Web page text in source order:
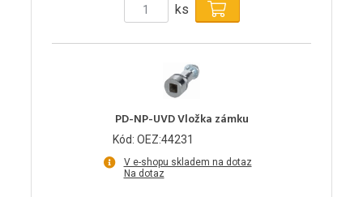
ks
PD-NP-UVD Vložka zámku
Kód: OEZ:44231
V e-shopu skladem na dotaz
Na dotaz